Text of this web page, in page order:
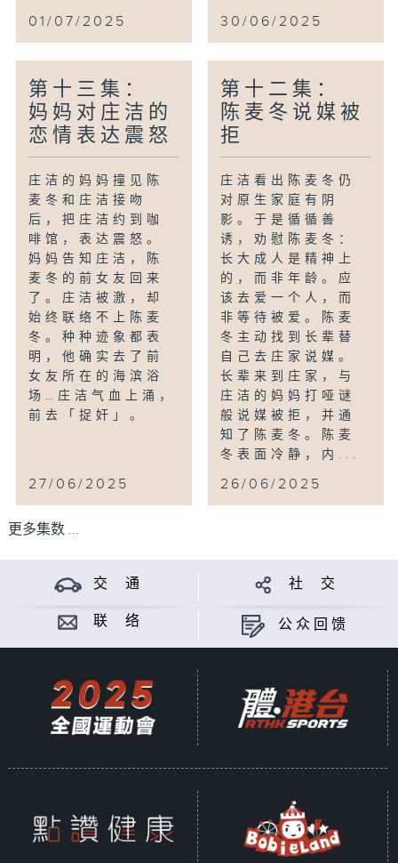
01/07/2025 30/06/2025
第十三集：
妈妈对庄洁的
恋情表达震怒
庄洁的妈妈撞见陈
麦冬和庄洁接吻
后，把庄洁约到咖
啡馆，表达震怒。
妈妈告知庄洁，陈
麦冬的前女友回来
了。庄洁被激，却
始终联络不上陈麦
冬。种种迹象都表
明，他确实去了前
女友所在的海滨浴
场…庄洁气血上涌，
前去「捉奸」。
27/06/2025
第十二集：
陈麦冬说媒被
拒
庄洁看出陈麦冬仍
对原生家庭有阴
影。于是循循善
诱，劝慰陈麦冬：
长大成人是精神上
的，而非年龄。应
该去爱一个人，而
非等待被爱。陈麦
冬主动找到长辈替
自己去庄家说媒。
长辈来到庄家，与
庄洁的妈妈打哑谜
般说媒被拒，并通
知了陈麦冬。陈麦
冬表面冷静，内...
26/06/2025
更多集数 ...
交 通 社 交
联 络 公众回馈